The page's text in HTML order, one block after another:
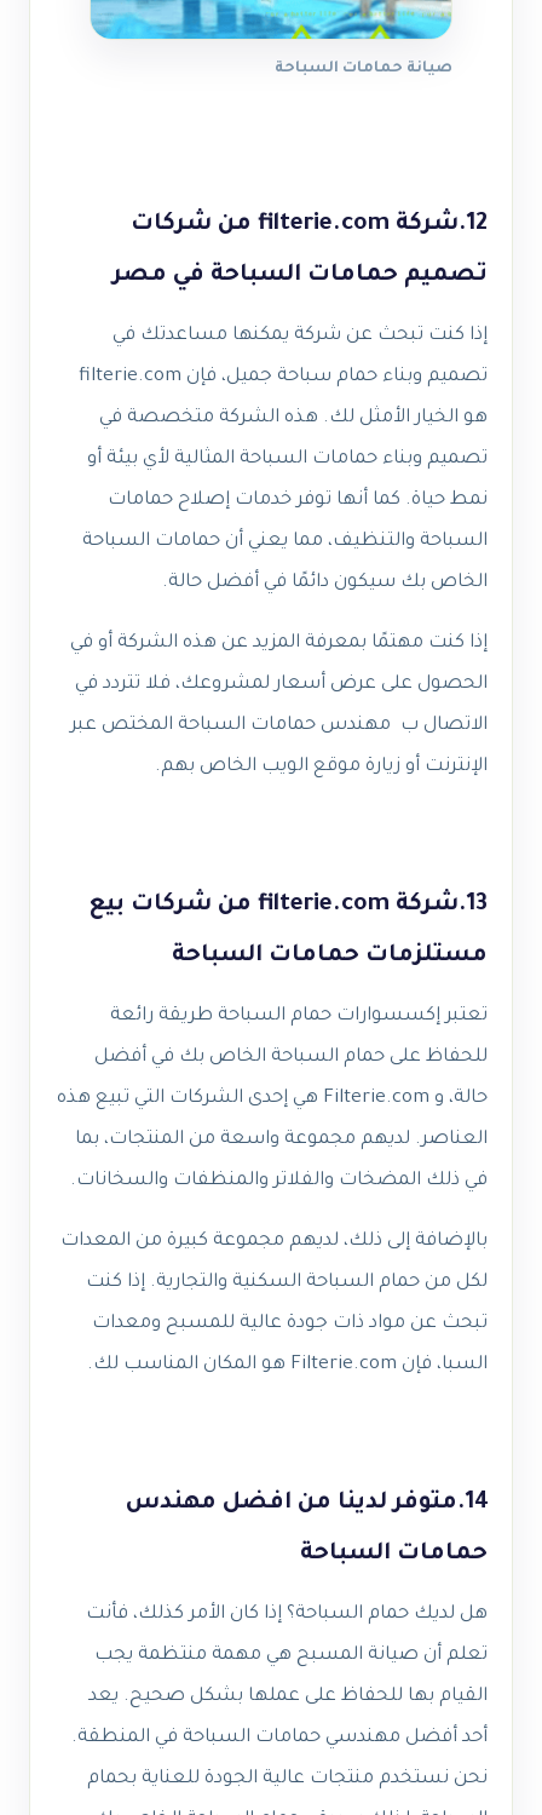
صيانة حمامات السباحة
12.شركة filterie.com من شركات
تصميم حمامات السباحة في مصر
إذا كنت تبحث عن شركة يمكنها مساعدتك في
تصميم وبناء حمام سباحة جميل، فإن filterie.com
هو الخيار الأمثل لك. هذه الشركة متخصصة في
تصميم وبناء حمامات السباحة المثالية لأي بيئة أو
نمط حياة. كما أنها توفر خدمات إصلاح حمامات
السباحة والتنظيف، مما يعني أن حمامات السباحة
الخاص بك سيكون دائمًا في أفضل حالة.
إذا كنت مهتمًا بمعرفة المزيد عن هذه الشركة أو في
الحصول على عرض أسعار لمشروعك، فلا تتردد في
الاتصال ب مهندس حمامات السباحة المختص عبر
الإنترنت أو زيارة موقع الويب الخاص بهم.
13.شركة filterie.com من شركات بيع
مستلزمات حمامات السباحة
تعتبر إكسسوارات حمام السباحة طريقة رائعة
للحفاظ على حمام السباحة الخاص بك في أفضل
حالة، و Filterie.com هي إحدى الشركات التي تبيع هذه
العناصر. لديهم مجموعة واسعة من المنتجات، بما
في ذلك المضخات والفلاتر والمنظفات والسخانات.
بالإضافة إلى ذلك، لديهم مجموعة كبيرة من المعدات
لكل من حمام السباحة السكنية والتجارية. إذا كنت
تبحث عن مواد ذات جودة عالية للمسبح ومعدات
السبا، فإن Filterie.com هو المكان المناسب لك.
14.متوفر لدينا من افضل مهندس
حمامات السباحة
هل لديك حمام السباحة؟ إذا كان الأمر كذلك، فأنت
تعلم أن صيانة المسبح هي مهمة منتظمة يجب
القيام بها للحفاظ على عملها بشكل صحيح. يعد
أحد أفضل مهندسي حمامات السباحة في المنطقة.
نحن نستخدم منتجات عالية الجودة للعناية بحمام